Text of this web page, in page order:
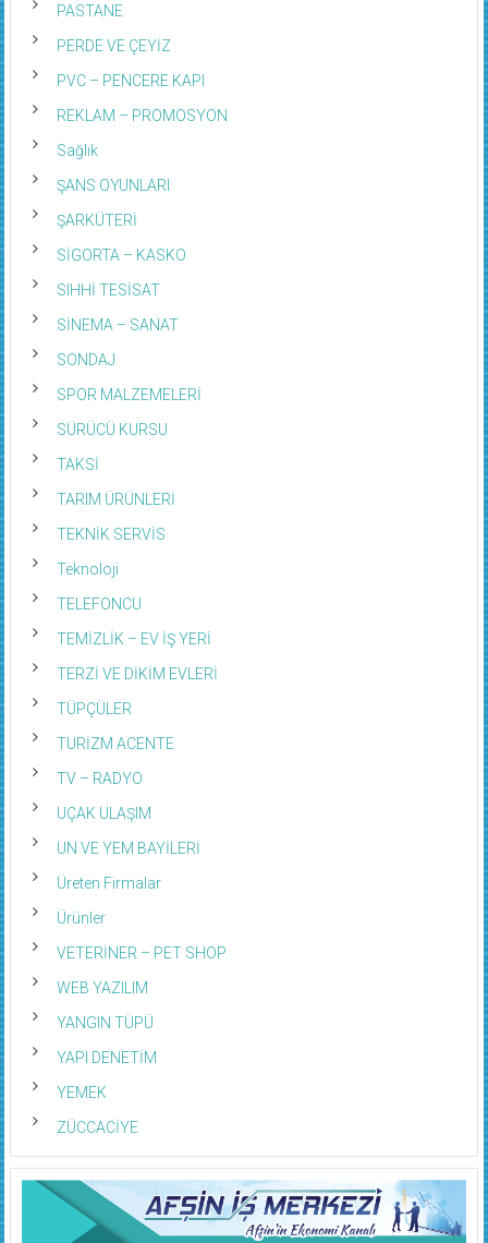
PASTANE
PERDE VE ÇEYİZ
PVC – PENCERE KAPI
REKLAM – PROMOSYON
Sağlık
ŞANS OYUNLARI
ŞARKÜTERİ
SİGORTA – KASKO
SIHHİ TESİSAT
SİNEMA – SANAT
SONDAJ
SPOR MALZEMELERİ
SÜRÜCÜ KURSU
TAKSİ
TARIM ÜRÜNLERİ
TEKNİK SERVİS
Teknoloji
TELEFONCU
TEMİZLİK – EV İŞ YERİ
TERZİ VE DİKİM EVLERİ
TÜPÇÜLER
TURİZM ACENTE
TV – RADYO
UÇAK ULAŞIM
UN VE YEM BAYİLERİ
Üreten Firmalar
Ürünler
VETERİNER – PET SHOP
WEB YAZILIM
YANGIN TÜPÜ
YAPI DENETİM
YEMEK
ZÜCCACİYE